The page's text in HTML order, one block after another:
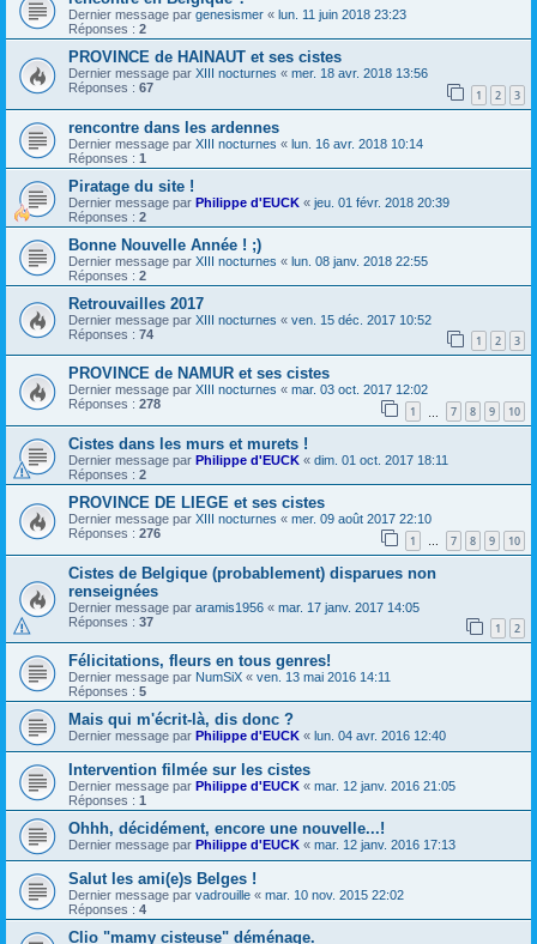
Dernier message par genesismer « lun. 11 juin 2018 23:23
Réponses : 2
PROVINCE de HAINAUT et ses cistes
Dernier message par XIII nocturnes « mer. 18 avr. 2018 13:56
Réponses : 67 1 2 3
rencontre dans les ardennes
Dernier message par XIII nocturnes « lun. 16 avr. 2018 10:14
Réponses : 1
Piratage du site !
Dernier message par Philippe d'EUCK « jeu. 01 févr. 2018 20:39
Réponses : 2
Bonne Nouvelle Année ! ;)
Dernier message par XIII nocturnes « lun. 08 janv. 2018 22:55
Réponses : 2
Retrouvailles 2017
Dernier message par XIII nocturnes « ven. 15 déc. 2017 10:52
Réponses : 74 1 2 3
PROVINCE de NAMUR et ses cistes
Dernier message par XIII nocturnes « mar. 03 oct. 2017 12:02
Réponses : 278 1 7 8 9 10
Cistes dans les murs et murets !
Dernier message par Philippe d'EUCK « dim. 01 oct. 2017 18:11
Réponses : 2
PROVINCE DE LIEGE et ses cistes
Dernier message par XIII nocturnes « mer. 09 août 2017 22:10
Réponses : 276 1 … 7 8 9 10
Cistes de Belgique (probablement) disparues non
renseignées
Dernier message par aramis1956 « mar. 17 janv. 2017 14:05
Réponses : 37 1 2
Félicitations, fleurs en tous genres!
Dernier message par NumSiX « ven. 13 mai 2016 14:11
Réponses : 5
Mais qui m'écrit-là, dis donc ?
Dernier message par Philippe d'EUCK « lun. 04 avr. 2016 12:40
Intervention filmée sur les cistes
Dernier message par Philippe d'EUCK « mar. 12 janv. 2016 21:05
Réponses : 1
Ohhh, décidément, encore une nouvelle...!
Dernier message par Philippe d'EUCK « mar. 12 janv. 2016 17:13
Salut les ami(e)s Belges !
Dernier message par vadrouille « mar. 10 nov. 2015 22:02
Réponses : 4
Clio "mamy cisteuse" déménage.